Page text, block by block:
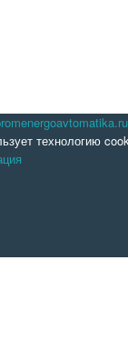
технологию